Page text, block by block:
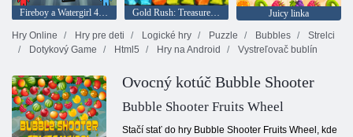
Fireboy a Watergirl 4: Crystal Temple Gold Rush: Treasure Hunter
Juicy linka
Hry Online
Hry pre deti Logické hry Puzzle Bubbles
Strelci
Dotykový Game
Html5 Hry na Android Vystreľovač bublín
Ovocný kotúč Bubble Shooter
Bubble Shooter Fruits Wheel
Stačí stať do hry Bubble Shooter Fruits Wheel, kde